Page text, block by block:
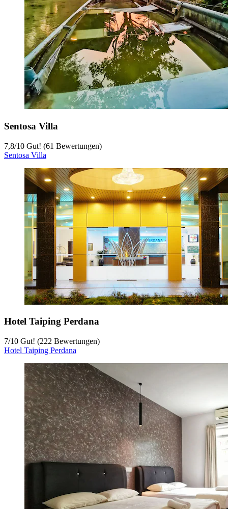
Sentosa Villa
7,8/10 Gut! (61 Bewertungen)
Sentosa Villa
Hotel Taiping Perdana
7/10 Gut! (222 Bewertungen)
Hotel Taiping Perdana